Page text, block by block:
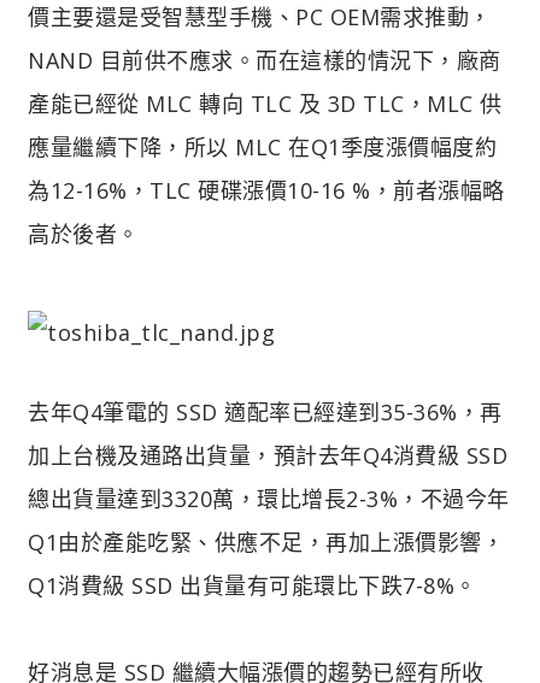
價主要還是受智慧型手機、PC OEM需求推動，
NAND 目前供不應求。而在這樣的情況下，廠商
產能已經從 MLC 轉向 TLC 及 3D TLC，MLC 供
應量繼續下降，所以 MLC 在Q1季度漲價幅度約
為12-16%，TLC 硬碟漲價10-16 %，前者漲幅略
高於後者。
去年Q4筆電的 SSD 適配率已經達到35-36%，再
加上台機及通路出貨量，預計去年Q4消費級 SSD
總出貨量達到3320萬，環比增長2-3%，不過今年
Q1由於產能吃緊、供應不足，再加上漲價影響，
Q1消費級 SSD 出貨量有可能環比下跌7-8%。
好消息是 SSD 繼續大幅漲價的趨勢已經有所收